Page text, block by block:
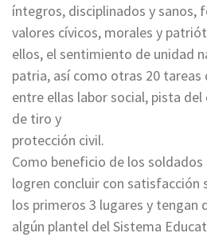
íntegros, disciplinados y sanos,
valores cívicos, morales y
ellos, el sentimiento de unidad
patria, así como otras 20 tareas
entre ellas labor social, pista
de tiro y
protección civil.
Como beneficio de los soldados
logren concluir con satisfacción
los primeros 3 lugares y tengan
algún plantel del Sistema